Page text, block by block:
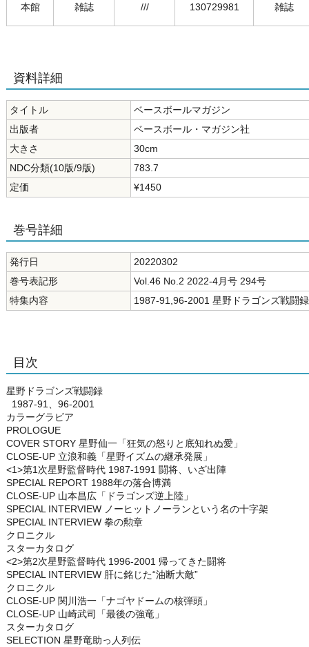
本館 雑誌 /// 130729981 雑誌
資料詳細
タイトル
ベースボールマガジン
出版者
ベースボール・マガジン社
大きさ
30cm
NDC分類(10版/9版)
783.7
定価
¥1450
巻号詳細
発行日
20220302
巻号表記形
Vol.46 No.2 2022-4月号 294号
特集内容
1987-91,96-2001 星野ドラゴンズ戦闘録
目次
星野ドラゴンズ戦闘録
1987-91、96-2001
カラーグラビア
PROLOGUE
COVER STORY 星野仙一「狂気の怒りと底知れぬ愛」
CLOSE-UP 立浪和義「星野イズムの継承発展」
<1>第1次星野監督時代 1987-1991 闘将、いざ出陣
SPECIAL REPORT 1988年の落合博満
CLOSE-UP 山本昌広「ドラゴンズ逆上陸」
SPECIAL INTERVIEW ノーヒットノーランという名の十字架
SPECIAL INTERVIEW 拳の勲章
クロニクル
スターカタログ
<2>第2次星野監督時代 1996-2001 帰ってきた闘将
SPECIAL INTERVIEW 肝に銘じた“油断大敵”
クロニクル
CLOSE-UP 関川浩一「ナゴヤドームの核弾頭」
CLOSE-UP 山崎武司「最後の強竜」
スターカタログ
SELECTION 星野竜助っ人列伝